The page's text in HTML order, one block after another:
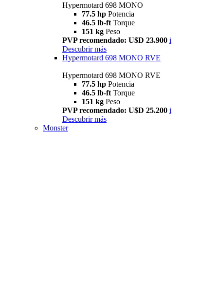
Hypermotard 698 MONO
77.5 hp Potencia
46.5 lb-ft Torque
151 kg Peso
PVP recomendado: U$D 23.900 i
Descubrir más
Hypermotard 698 MONO RVE
Hypermotard 698 MONO RVE
77.5 hp Potencia
46.5 lb-ft Torque
151 kg Peso
PVP recomendado: U$D 25.200 i
Descubrir más
Monster